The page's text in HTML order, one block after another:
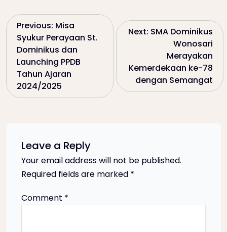
P
t
Previous: Misa
Syukur Perayaan St.
Dominikus dan
Launching PPDB
Tahun Ajaran
2024/2025
Next: SMA Dominikus
Wonosari
Merayakan
Kemerdekaan ke-78
dengan Semangat
Leave a Reply
Your email address will not be published.
Required fields are marked *
Comment *